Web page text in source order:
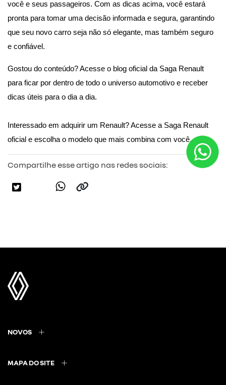
você e seus passageiros. Com as dicas acima, você estará
pronta para tomar uma decisão informada e segura, garantindo
que seu novo carro seja não só elegante, mas também seguro
e confiável.
Gostou do conteúdo? Acesse o blog oficial da Saga Renault
para ficar por dentro de todo o universo automotivo e receber
dicas úteis para o dia a dia.
Interessado em adquirir um Renault? Acesse a Saga Renault
oficial e escolha o modelo que mais combina com você.
Compartilhe esse artigo nas redes sociais:
NOVOS
MAPA DO SITE